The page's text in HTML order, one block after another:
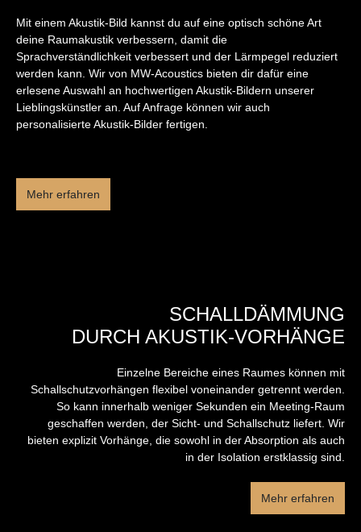
Mit einem Akustik-Bild kannst du auf eine optisch schöne Art
deine Raumakustik verbessern, damit die
Sprachverständlichkeit verbessert und der Lärmpegel reduziert
werden kann. Wir von MW-Acoustics bieten dir dafür eine
erlesene Auswahl an hochwertigen Akustik-Bildern unserer
Lieblingskünstler an. Auf Anfrage können wir auch
personalisierte Akustik-Bilder fertigen.
Mehr erfahren
SCHALLDÄMMUNG
DURCH AKUSTIK-VORHÄNGE
Einzelne Bereiche eines Raumes können mit
Schallschutzvorhängen flexibel voneinander getrennt werden.
So kann innerhalb weniger Sekunden ein Meeting-Raum
geschaffen werden, der Sicht- und Schallschutz liefert. Wir
bieten explizit Vorhänge, die sowohl in der Absorption als auch
in der Isolation erstklassig sind.
Mehr erfahren